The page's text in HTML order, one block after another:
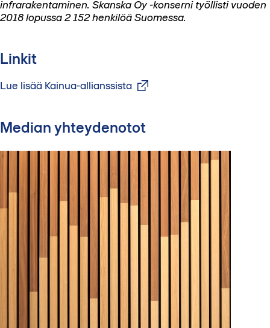
infrarakentaminen. Skanska Oy -konserni työllisti vuoden
2018 lopussa 2 152 henkilöä Suomessa.
Linkit
Lue lisää Kainua-allianssista
Median yhteydenotot